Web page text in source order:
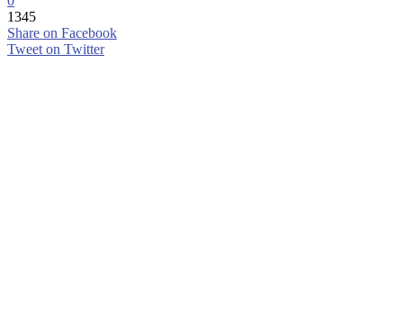
1345
Share on Facebook
Tweet on Twitter